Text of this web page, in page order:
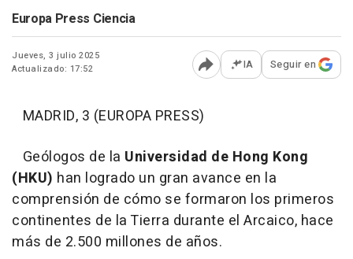
Europa Press Ciencia
Jueves, 3 julio 2025
Actualizado: 17:52
Abrir opciones para
IA Seguir en
MADRID, 3 (EUROPA PRESS)
Geólogos de la Universidad de Hong Kong
(HKU) han logrado un gran avance en la
comprensión de cómo se formaron los primeros
continentes de la Tierra durante el Arcaico, hace
más de 2.500 millones de años.